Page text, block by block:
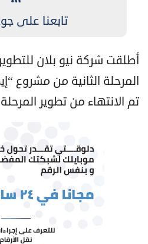
تابعنا على
أطلقت شركة نيو بلان
المرحلة الثانية من مشروع
تم الانتهاء من تطوير